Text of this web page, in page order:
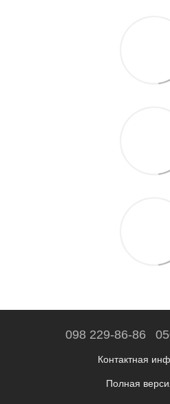
098 229-86-86
Контактная
Полная